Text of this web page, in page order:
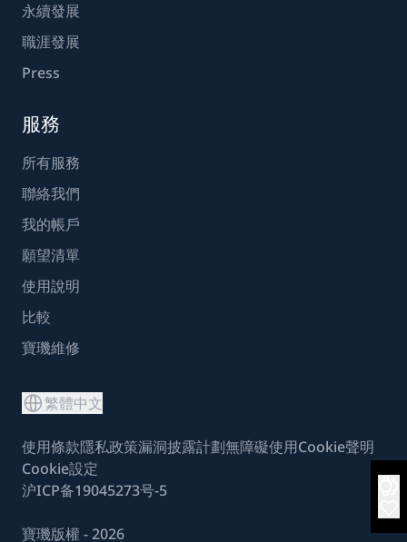
永續發展
職涯發展
Press
服務
所有服務
聯絡我們
我的帳戶
願望清單
使用說明
比較
寶璣維修
繁體中文
使用條款隱私政策漏洞披露計劃無障礙使用Cookie聲明
Cookie設定
沪ICP备19045273号-5
寶璣版權 - 2026